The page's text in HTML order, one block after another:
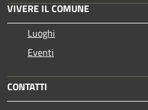
VIVERE IL COMUNE
Luoghi
Eventi
CONTATTI